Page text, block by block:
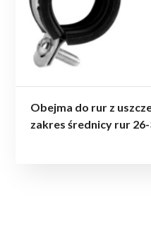
Obejma do rur z
zakres średnicy rur